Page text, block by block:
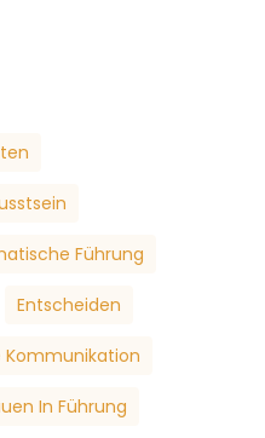
Führung
Entscheiden
Kommunikation
In Führung